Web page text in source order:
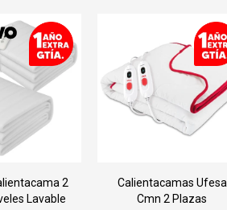
2
Lavable
Calientacamas Ufesa
Cmn 2 Plazas